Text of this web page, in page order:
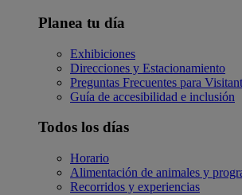
Planea tu día
Exhibiciones
Direcciones y Estacionamiento
Preguntas Frecuentes para
Guía de accesibilidad e inclusión
Todos los días
Horario
Alimentación de animales y
Recorridos y experiencias